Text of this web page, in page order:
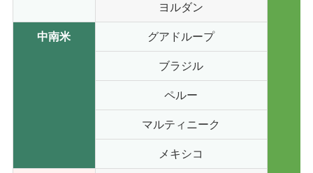
ヨルダン
中南米 グアドループ
ブラジル
ペルー
マルティニーク
メキシコ